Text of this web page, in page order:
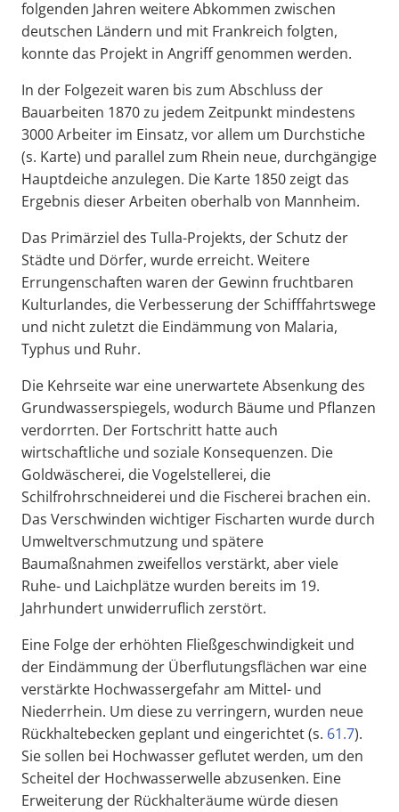
folgenden Jahren weitere Abkommen zwischen
deutschen Ländern und mit Frankreich folgten,
konnte das Projekt in Angriff genommen werden.
In der Folgezeit waren bis zum Abschluss der
Bauarbeiten 1870 zu jedem Zeitpunkt mindestens
3000 Arbeiter im Einsatz, vor allem um Durchstiche
(s. Karte) und parallel zum Rhein neue, durchgängige
Hauptdeiche anzulegen. Die Karte 1850 zeigt das
Ergebnis dieser Arbeiten oberhalb von Mannheim.
Das Primärziel des Tulla-Projekts, der Schutz der
Städte und Dörfer, wurde erreicht. Weitere
Errungenschaften waren der Gewinn fruchtbaren
Kulturlandes, die Verbesserung der Schifffahrtswege
und nicht zuletzt die Eindämmung von Malaria,
Typhus und Ruhr.
Die Kehrseite war eine unerwartete Absenkung des
Grundwasserspiegels, wodurch Bäume und Pflanzen
verdorrten. Der Fortschritt hatte auch
wirtschaftliche und soziale Konsequenzen. Die
Goldwäscherei, die Vogelstellerei, die
Schilfrohrschneiderei und die Fischerei brachen ein.
Das Verschwinden wichtiger Fischarten wurde durch
Umweltverschmutzung und spätere
Baumaßnahmen zweifellos verstärkt, aber viele
Ruhe- und Laichplätze wurden bereits im 19.
Jahrhundert unwiderruflich zerstört.
Eine Folge der erhöhten Fließgeschwindigkeit und
der Eindämmung der Überflutungsflächen war eine
verstärkte Hochwassergefahr am Mittel- und
Niederrhein. Um diese zu verringern, wurden neue
Rückhaltebecken geplant und eingerichtet (s. 61.7).
Sie sollen bei Hochwasser geflutet werden, um den
Scheitel der Hochwasserwelle abzusenken. Eine
Erweiterung der Rückhalteräume würde diesen